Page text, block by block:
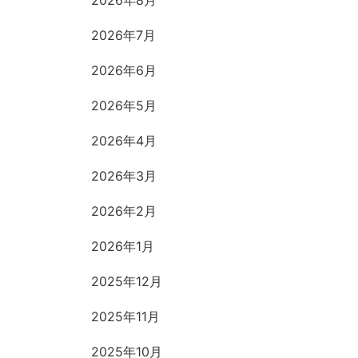
2026年7月
2026年6月
2026年5月
2026年4月
2026年3月
2026年2月
2026年1月
2025年12月
2025年11月
2025年10月